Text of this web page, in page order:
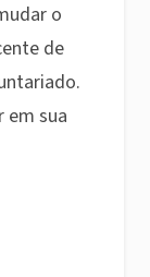
o
de
em sua